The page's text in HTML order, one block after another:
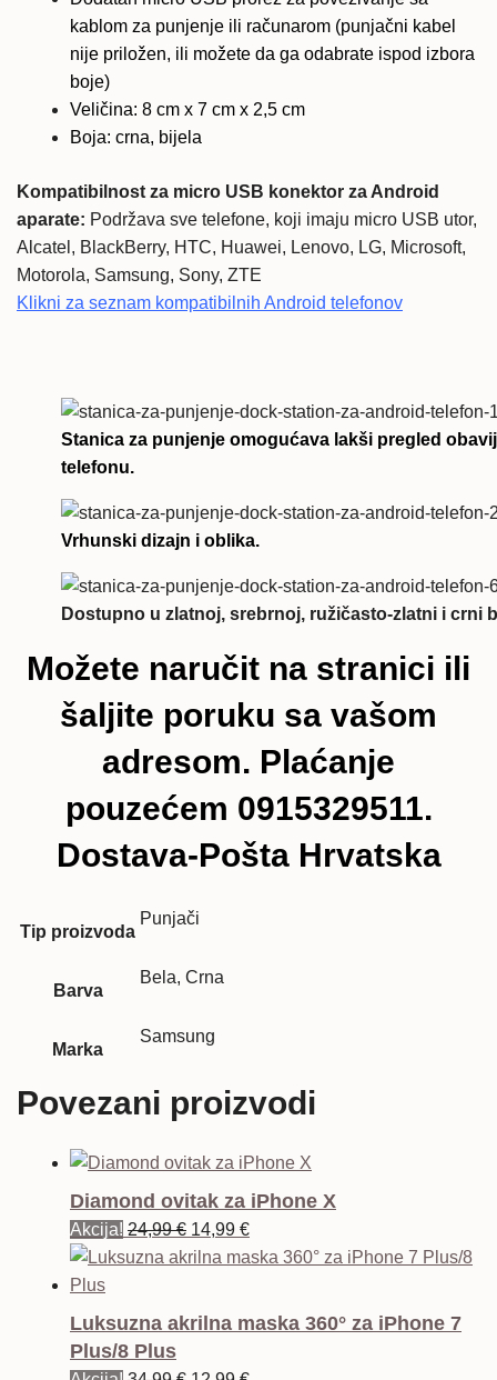
kablom za punjenje ili računarom (punjačni kabel
nije priložen, ili možete da ga odabrate ispod izbora
boje)
Veličina: 8 cm x 7 cm x 2,5 cm
Boja: crna, bijela
Kompatibilnost za micro USB konektor za Android
aparate: Podržava sve telefone, koji imaju micro USB utor,
Alcatel, BlackBerry, HTC, Huawei, Lenovo, LG, Microsoft,
Motorola, Samsung, Sony, ZTE
Klikni za seznam kompatibilnih Android telefonov
Stanica za punjenje omogućava lakši pregled
telefonu.
Vrhunski dizajn i oblika.
Dostupno u zlatnoj, srebrnoj, ružičasto-zlatni i crni
Možete naručit na stranici ili
šaljite poruku sa vašom
adresom. Plaćanje
pouzećem 0915329511.
Dostava-Pošta Hrvatska
Tip proizvoda
Punjači
Barva
Bela, Crna
Marka
Samsung
Povezani proizvodi
Diamond ovitak za iPhone X
Akcija! 24,99€ Izvorna
cijena
je:
14,99 €Trenutna
cijena
14,99 €.
Luksuzna akrilna maska 360° za iPhone 7
Plus/8 Plus